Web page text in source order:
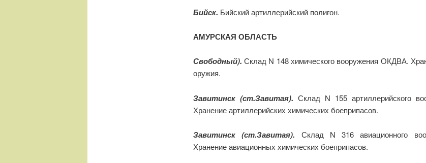
Бийск. Бийский артиллерийский полигон.
АМУРСКАЯ ОБЛАСТЬ
Свободный). Склад N 148 химического вооружения ОКДВА.
оружия.
Завитинск (ст.Завитая). Склад N 155 артиллерийского
Хранение артиллерийских химических боеприпасов.
Завитинск (ст.Завитая).
Склад N 316 авиационного
Хранение авиационных химических боеприпасов.